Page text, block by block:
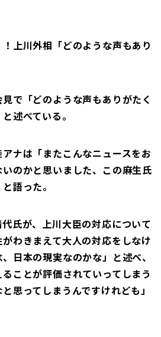
！上川外相「どのような声もあり
で「どのような声もありがたく
述べている。
ナは「またこんなニュースをお
のかと思いました、この麻生氏
語った。
氏が、上川大臣の対応について
がわきまえて大人の対応をしなけ
日本の現実なのかな」と述べ、
ことが評価されていってしまう
思ってしまうんですけれども」